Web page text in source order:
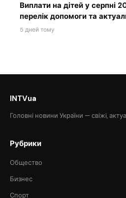
Виплати на дітей у серпні
перелік допомоги та
5 дней тому
INTVua
Головні новини України — свіжі,
Рубрики
Общество
Бизнес
Спорт